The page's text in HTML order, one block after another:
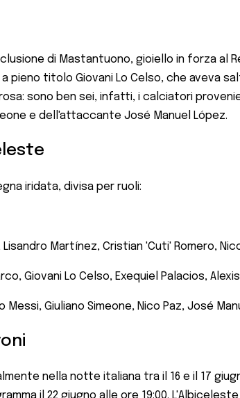
di Mastantuono, gioiello in forza al
pieno titolo Giovani Lo Celso, che aveva
sono ben sei, infatti, i calciatori
e dell'attaccante José Manuel López.
iridata, divisa per ruoli:
Martínez, Cristian 'Cuti' Romero,
Giovani Lo Celso, Exequiel Palacios,
Messi, Giuliano Simeone, Nico Paz, José
nella notte italiana tra il 16 e il 17
il 22 giugno alle ore 19:00.